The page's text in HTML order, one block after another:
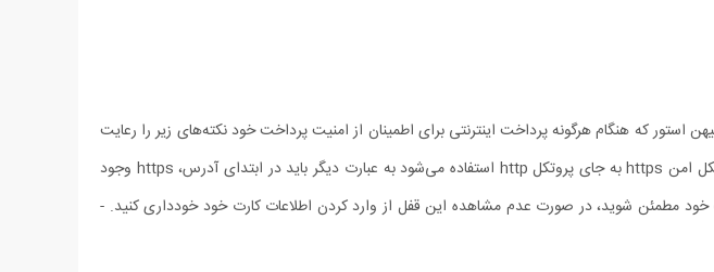
که هنگام هرگونه پرداخت اینترنتی برای اطمینان از امنیت پرداخت خود نکته‏‌های زیر را رعایت
فرمایید: - با مشاهده قسمت آدرس (Address Bar)، در مرورگر (Browser) وب خود مطمئن شوید از پروتکل امن https به جای پروتکل http استفاده می‏‌شود به عبارت دیگر باید در ابتدای آدرس، https وجود
مطمئن شوید، در صورت عدم مشاهده این قفل از وارد کردن اطلاعات کارت خود خودداری کنید. -